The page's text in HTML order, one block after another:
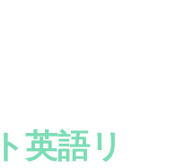
英語リ